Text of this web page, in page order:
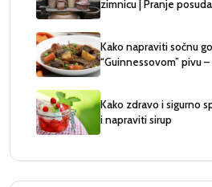
zimnicu | Pranje
Kako napraviti sočnu
“Guinnessovom” pivu
Kako zdravo i sigurno
i napraviti sirup